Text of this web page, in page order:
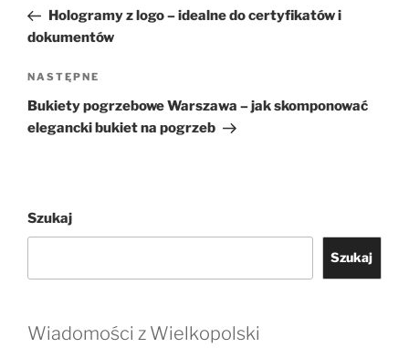
wpisHologramy z logo – idealne do certyfikatów i
dokumentów
Następny
wpis
NASTĘPNE
Bukiety pogrzebowe Warszawa – jak skomponować
elegancki bukiet na pogrzeb
Szukaj
Szukaj
Wiadomości z Wielkopolski